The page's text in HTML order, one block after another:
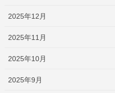
2025年12月
2025年11月
2025年10月
2025年9月